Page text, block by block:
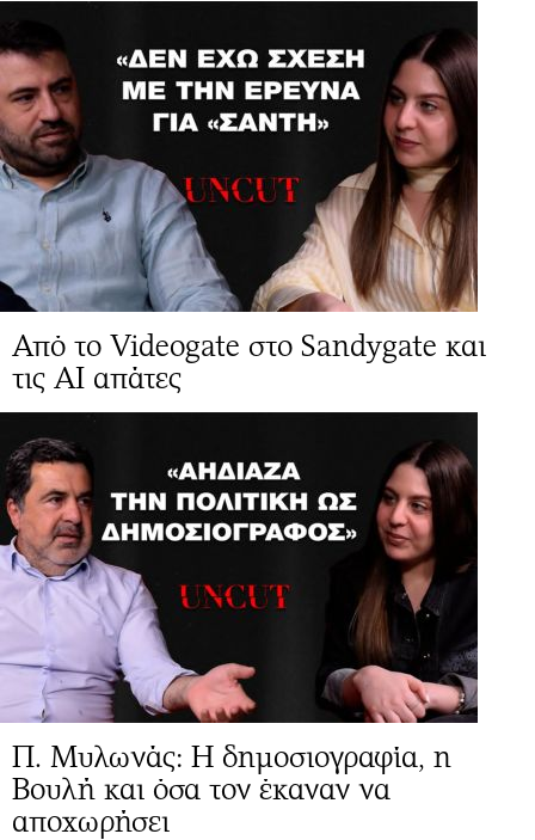
Από το Videogate στο Sandygate και
τις AI απάτες
Π. Μυλωνάς: Η δημοσιογραφία, η
Βουλή και όσα τον έκαναν να
αποχωρήσει